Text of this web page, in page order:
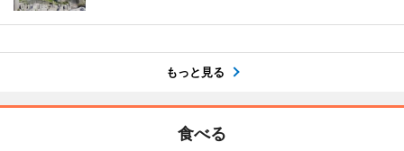
もっと見る
食べる